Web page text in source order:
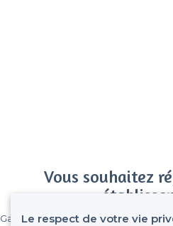
Vous souhaitez
Gagnez de nombreux clients parmi
Le respect de votre vie